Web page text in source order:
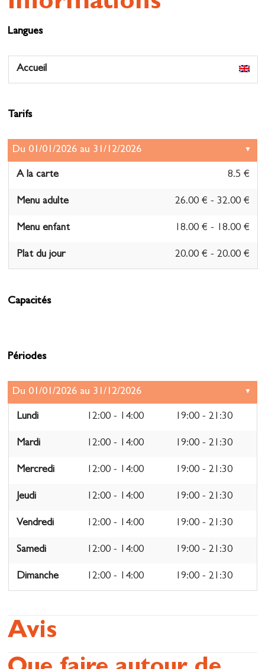
Langues
Accueil
Tarifs
A la carte 8.5 €
Menu adulte 26.00 € - 32.00 €
Menu enfant 18.00 € - 18.00 €
Plat du jour 20.00 € - 20.00 €
Capacités
Périodes
Lundi 12:00 - 14:00 19:00 - 21:30
Mardi 12:00 - 14:00 19:00 - 21:30
Mercredi 12:00 - 14:00 19:00 - 21:30
Jeudi 12:00 - 14:00 19:00 - 21:30
Vendredi 12:00 - 14:00 19:00 - 21:30
Samedi 12:00 - 14:00 19:00 - 21:30
Dimanche 12:00 - 14:00 19:00 - 21:30
Avis